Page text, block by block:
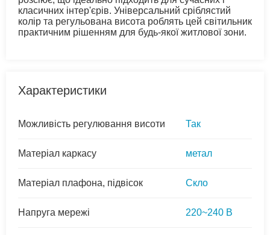
класичних інтер'єрів. Універсальний сріблястий
колір та регульована висота роблять цей світильник
практичним рішенням для будь-якої житлової зони.
Характеристики
Можливість регулювання висоти Так
Матеріал каркасу метал
Матеріал плафона, підвісок Скло
Напруга мережі 220~240 В